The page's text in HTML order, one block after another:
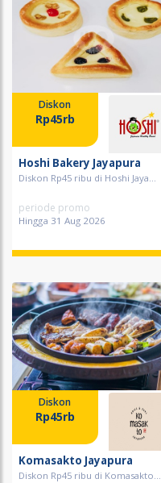
Diskon
Rp45rb
Hoshi Bakery Jayapura
Diskon Rp45 ribu di Hoshi Jaya...
periode promo
Hingga 31 Aug 2026
Diskon
Rp45rb
Komasakto Jayapura
Diskon Rp45 ribu di Komasakto...